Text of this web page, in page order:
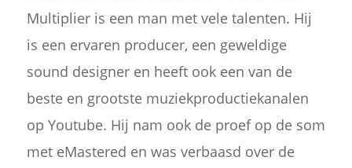
Multiplier is een man met vele talenten. Hij
is een ervaren producer, een geweldige
sound designer en heeft ook een van de
beste en grootste muziekproductiekanalen
op Youtube. Hij nam ook de proef op de som
met eMastered en was verbaasd over de